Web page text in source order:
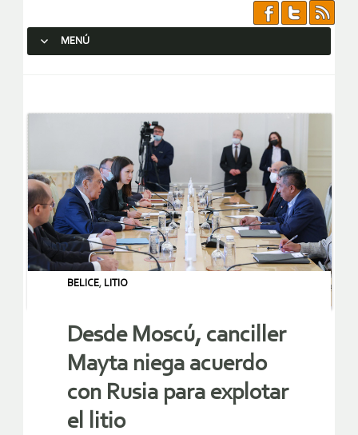
MENÚ
BELICE, LITIO
Desde Moscú, canciller
Mayta niega acuerdo
con Rusia para explotar
el litio